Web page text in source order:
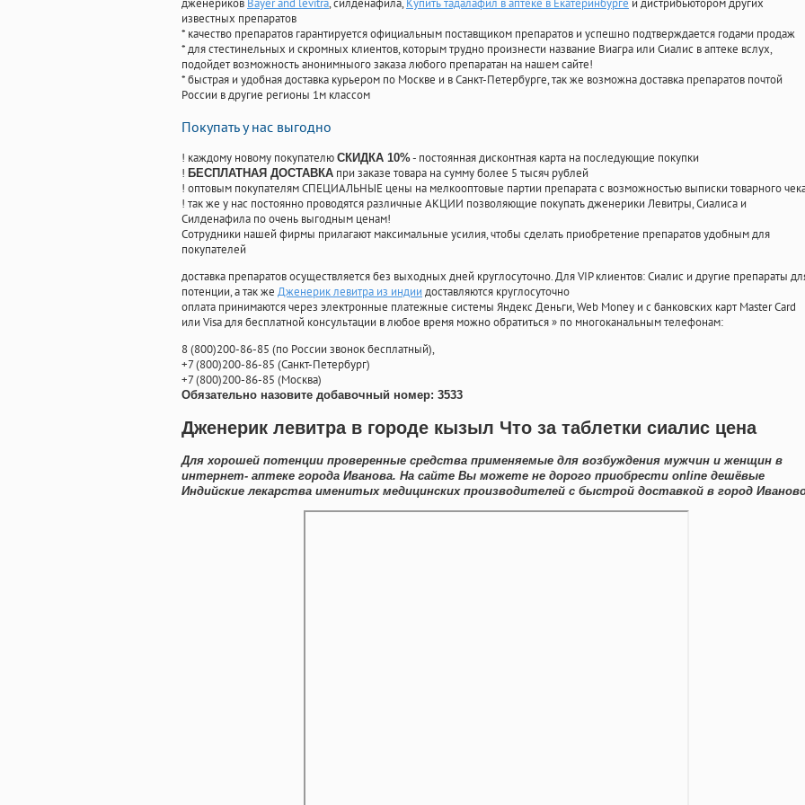
дженериков Bayer and levitra, силденафила, Купить тадалафил в аптеке в Екатеринбурге и дистрибьютором других
известных препаратов
* качество препаратов гарантируется официальным поставщиком препаратов и успешно подтверждается годами продаж
* для стестинельных и скромных клиентов, которым трудно произнести название Виагра или Сиалис в аптеке вслух,
подойдет возможность анонимныого заказа любого препаратан на нашем сайте!
* быстрая и удобная доставка курьером по Москве и в Санкт-Петербурге, так же возможна доставка препаратов почтой
России в другие регионы 1м классом
Покупать у нас выгодно
! каждому новому покупателю СКИДКА 10%- постоянная дисконтная карта на последующие покупки
! БЕСПЛАТНАЯ ДОСТАВКА при заказе товара на сумму более 5 тысяч рублей
! оптовым покупателям СПЕЦИАЛЬНЫЕ цены на мелкооптовые партии препарата с возможностью выписки товарного
! так же у нас постоянно проводятся различные АКЦИИ позволяющие покупать дженерики Левитры, Сиалиса и
Силденафила по очень выгодным ценам!
Cотрудники нашей фирмы прилагают максимальные усилия, чтобы сделать приобретение препаратов удобным для
покупателей
доставка препаратов осуществляется без выходных дней круглосуточно. Для VIP клиентов: Сиалис и другие препараты
потенции, а так же Дженерик левитра из индии доставляются круглосуточно
оплата принимаются через электронные платежные системы Яндекс Деньги, Web Money и с банковских карт Master Card
или Visa для бесплатной консультации в любое время можно обратиться» по многоканальным телефонам:
8(800)200-86-85 (по России звонок бесплатный),
+7(800)200-86-85 (Санкт-Петербург)
+7(800)200-86-85 (Москва)
Обязательно назовите добавочный номер: 3533
Дженерик левитра в городе кызыл Что за таблетки сиалис цена
Для хорошей потенции проверенные средства применяемые для возбуждения мужчин и женщин в
интернет- аптеке города Иванова. На сайте Вы можете не дорого приобрести online дешёвые
Индийские лекарства именитых медицинских производителей с быстрой доставкой в город